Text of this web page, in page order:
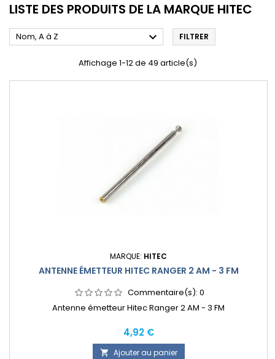
LISTE DES PRODUITS DE LA MARQUE HITEC
Nom, A à Z  FILTRER
Affichage 1-12 de 49 article(s)
MARQUE: HITEC
ANTENNE ÉMETTEUR HITEC RANGER 2 AM - 3 FM
Commentaire(s): 0
Antenne émetteur Hitec Ranger 2 AM - 3 FM
Prix
4,92 €
 Ajouter au panier